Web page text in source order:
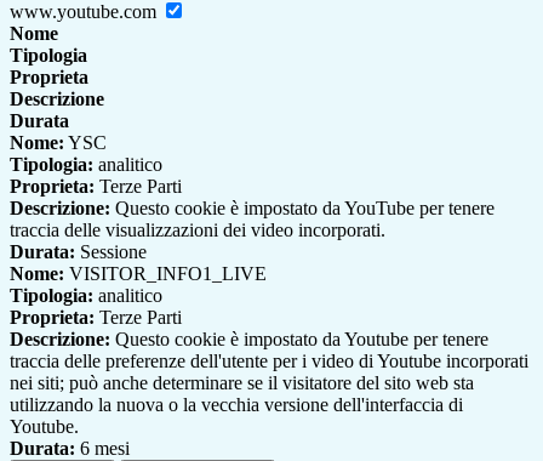
www.youtube.com
Nome
Tipologia
Proprieta
Descrizione
Durata
Nome: YSC
Tipologia: analitico
Proprieta: Terze Parti
Descrizione: Questo cookie è impostato da YouTube per tenere
traccia delle visualizzazioni dei video incorporati.
Durata: Sessione
Nome: VISITOR_INFO1_LIVE
Tipologia: analitico
Proprieta: Terze Parti
Descrizione: Questo cookie è impostato da Youtube per tenere
traccia delle preferenze dell'utente per i video di Youtube incorporati
nei siti; può anche determinare se il visitatore del sito web sta
utilizzando la nuova o la vecchia versione dell'interfaccia di
Youtube.
Durata: 6 mesi